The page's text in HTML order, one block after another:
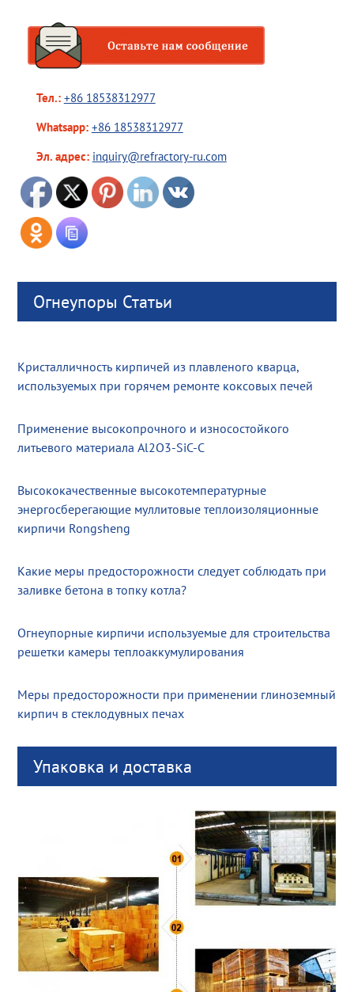
Тел.: +86 18538312977
Whatsapp: +86 18538312977
Эл. адрес: inquiry@refractory-ru.com
Огнеупоры Статьи
Кристалличность кирпичей из плавленого кварца,
используемых при горячем ремонте коксовых печей
Применение высокопрочного и износостойкого
литьевого материала Al2O3-SiC-C
Высококачественные высокотемпературные
энергосберегающие муллитовые теплоизоляционные
кирпичи Rongsheng
Какие меры предосторожности следует соблюдать при
заливке бетона в топку котла?
Огнеупорные кирпичи используемые для строительства
решетки камеры теплоаккумулирования
Меры предосторожности при применении глиноземный
кирпич в стеклодувных печах
Упаковка и доставка